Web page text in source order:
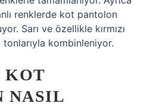
renklerde kot pantolon
Sarı ve özellikle kırmızı
kombinleniyor.
KOT
NASIL